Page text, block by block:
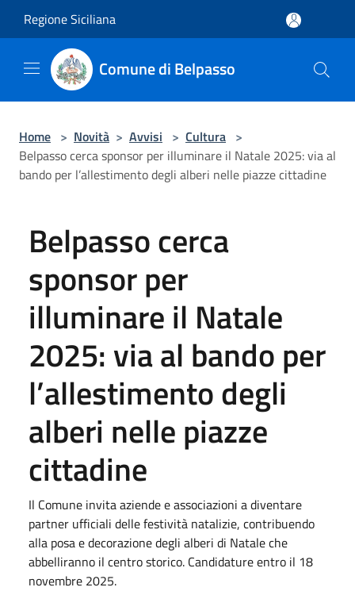
Regione Siciliana
Comune di Belpasso
Home > Novità > Avvisi > Cultura >
Belpasso cerca sponsor per illuminare il Natale 2025: via al
bando per l’allestimento degli alberi nelle piazze cittadine
Belpasso cerca
sponsor per
illuminare il Natale
2025: via al bando per
l’allestimento degli
alberi nelle piazze
cittadine
Il Comune invita aziende e associazioni a diventare
partner ufficiali delle festività natalizie, contribuendo
alla posa e decorazione degli alberi di Natale che
abbelliranno il centro storico. Candidature entro il 18
novembre 2025.